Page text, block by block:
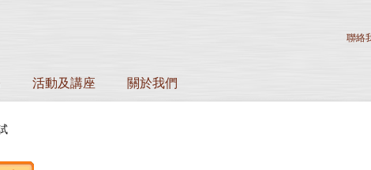
聯絡
活動及講座 關於我們